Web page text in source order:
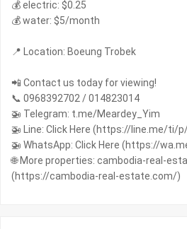
💰 electric: $0.25
💰 water: $5/month
📍 Location: Boeung Trobek
📲 Contact us today for viewing!
📞 0968392702 / 014823014
🚁 Telegram: t.me/Meardey_Yim
🚁 Line: Click Here (https://line.me/ti/
🚁 WhatsApp: Click Here (https://
🌐 More properties: cambodia-real-
(https://cambodia-real-estate.com/)